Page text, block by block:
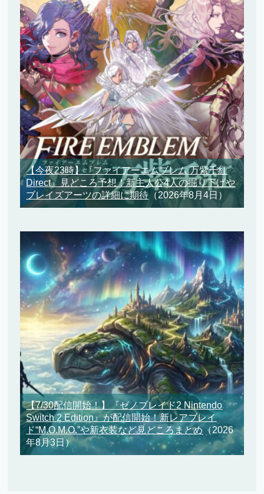
【今夜23時】『ファイアーエムブレム 万紫千紅
Direct』見どころ予想！新主人公4人の掘り下げや
ブレイズアーツの詳細に期待 （2026年8月4日）
【7/30配信開始！】『ゼノブレイド2 Nintendo
Switch 2 Edition』が配信開始！新レアブレイ
ド“M.O.M.O.”や新衣装など見どころまとめ（2026
年8月3日）